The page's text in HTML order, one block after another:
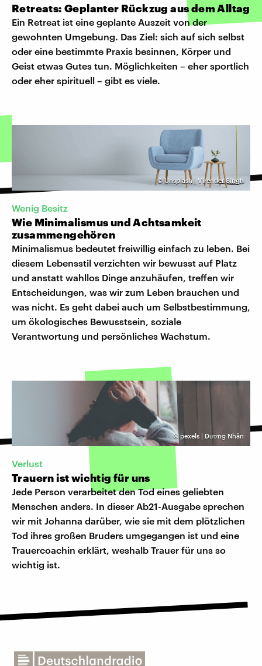
Retreats: Geplanter Rückzug aus dem Alltag
Ein Retreat ist eine geplante Auszeit von der
gewohnten Umgebung. Das Ziel: sich auf sich selbst
oder eine bestimmte Praxis besinnen, Körper und
Geist etwas Gutes tun. Möglichkeiten – eher sportlich
oder eher spirituell – gibt es viele.
©Unsplash | Virender Singh
Wenig Besitz
Wie Minimalismus und Achtsamkeit
zusammengehören
Minimalismus bedeutet freiwillig einfach zu leben. Bei
diesem Lebensstil verzichten wir bewusst auf Platz
und anstatt wahllos Dinge anzuhäufen, treffen wir
Entscheidungen, was wir zum Leben brauchen und
was nicht. Es geht dabei auch um Selbstbestimmung,
um ökologisches Bewusstsein, soziale
Verantwortung und persönliches Wachstum.
©pexels | Dương Nhân
Verlust
Trauern ist wichtig für uns
Jede Person verarbeitet den Tod eines geliebten
Menschen anders. In dieser Ab21-Ausgabe sprechen
wir mit Johanna darüber, wie sie mit dem plötzlichen
Tod ihres großen Bruders umgegangen ist und eine
Trauercoachin erklärt, weshalb Trauer für uns so
wichtig ist.